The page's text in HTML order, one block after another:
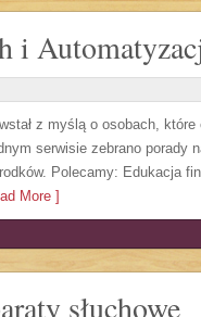
i
z myślą o osobach,
serwisie zebrano porady
Polecamy: Edukacja
More ]
słuchowe